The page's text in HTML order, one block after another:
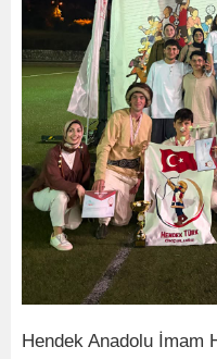
Hendek Anadolu İmam